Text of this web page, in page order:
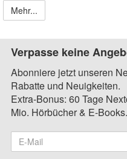
Mehr...
Verpasse keine
Abonniere jetzt unseren
Rabatte und Neuigkeiten.
Extra-Bonus: 60 Tage
Mio. Hörbücher & E-